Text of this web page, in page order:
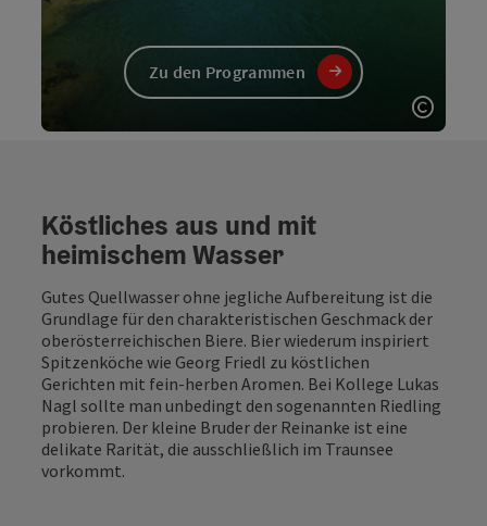
Zu den Programmen
Köstliches aus und mit
heimischem Wasser
Gutes Quellwasser ohne jegliche Aufbereitung ist die
Grundlage für den charakteristischen Geschmack der
oberösterreichischen Biere. Bier wiederum inspiriert
Spitzenköche wie Georg Friedl zu köstlichen
Gerichten mit fein-herben Aromen. Bei Kollege Lukas
Nagl sollte man unbedingt den sogenannten Riedling
probieren. Der kleine Bruder der Reinanke ist eine
delikate Rarität, die ausschließlich im Traunsee
vorkommt.